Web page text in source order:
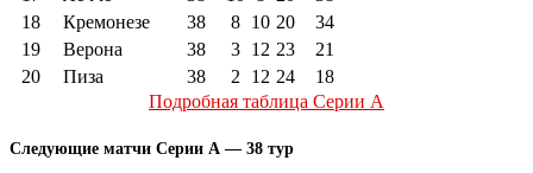
18
Кремонезе 38 8 10 20
34
19
Верона 38 3 12 23
21
20
Пиза 38 2 12 24
18
Подробная таблица Серии А
Следующие матчи Серии А — 38 тур